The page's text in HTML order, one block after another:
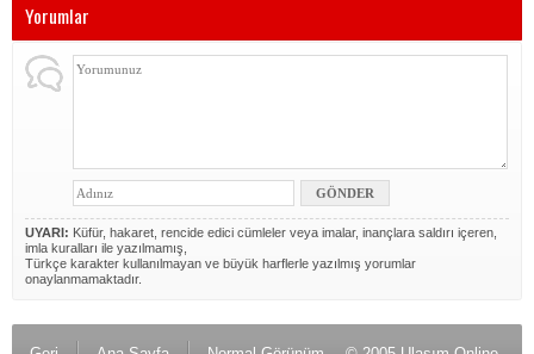
Yorumlar
UYARI: Küfür, hakaret, rencide edici cümleler veya imalar, inançlara saldırı içeren,
imla kuralları ile yazılmamış,
Türkçe karakter kullanılmayan ve büyük harflerle yazılmış yorumlar
onaylanmamaktadır.